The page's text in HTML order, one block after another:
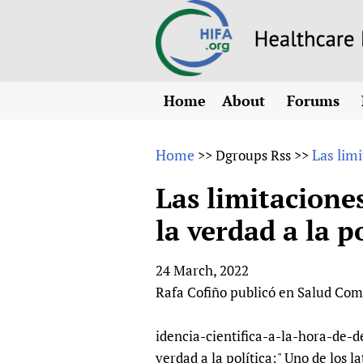
Home
About
Why HIFA is needed
Vision and Strategy
HIFA, Universal
Human Rights
HIFA in Official
Achievements
Testimonials
HIFA Voices database
HIFA & global health
Forums
All)
CHIFA
HIFA-
HIFA-
HIFA-
Home >>Dgroups Rss >>Las
Las
la verdad a la
24 March, 2022
Rafa Cofiño publicó en Salud
idencia-cientifica-a-la-hora-de-
verdad a la política:" Uno de los